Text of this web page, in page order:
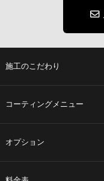
施工のこだわり
コーティングメニュー
オプション